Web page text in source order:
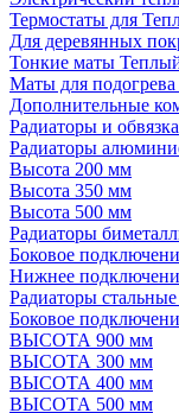
Термостаты для
Для деревянных
Тонкие маты
Маты для подогрева
Дополнительные
Радиаторы и обвязка
Радиаторы
Высота 200 мм
Высота 350 мм
Высота 500 мм
Радиаторы
Боковое
Нижнее
Радиаторы
Боковое
ВЫСОТА 900 мм
ВЫСОТА 300 мм
ВЫСОТА 400 мм
ВЫСОТА 500 мм